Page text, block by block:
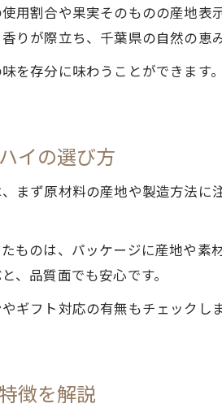
フトチューハイと子供向けギフ
アルコール商品とクラフトチュ
が光るクラフトチューハイの美味
県産レモンの香り際立つクラフ
など希少素材を生かしたクラフ
素材の甘みを引き出すクラフトチ
フトチューハイで特産果実の旬
コールやお菓子のギフトも千葉県
ゼリーなど千葉定番お菓子ギフト
用割合や果実そのものの産地
が際立ち、千葉県の自然の恵
を存分に味わうことができま
イの選び方
まず原材料の産地や製造方法
ものは、パッケージに産地や
、品質面でも安心です。
ギフト対応の有無もチェック
徴を解説